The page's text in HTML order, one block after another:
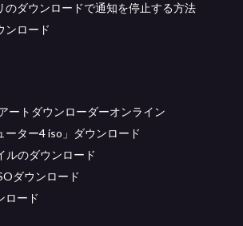
のダウンロードで通知を停止する方法
ンロード
ートダウンローダーオンライン
ーター4 iso」ダウンロード
ルのダウンロード
ダウンロード
ロード